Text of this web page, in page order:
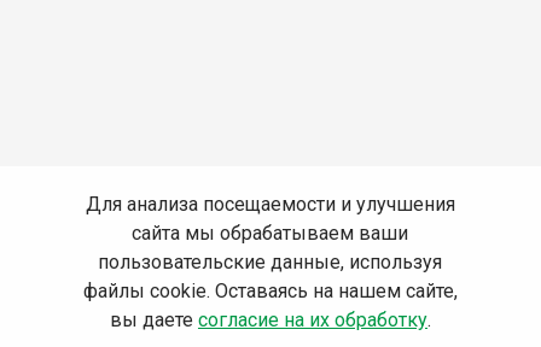
Для анализа посещаемости и улучшения
сайта мы обрабатываем ваши
пользовательские данные, используя
файлы cookie. Оставаясь на нашем сайте,
вы даете согласие на их обработку.